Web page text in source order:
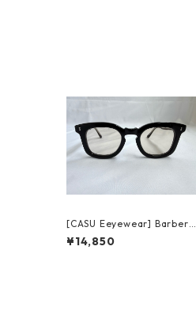
[CASU Eeyewear] Barber 1
78 black キャスアイウェア
バーバー(sun)
¥14,850